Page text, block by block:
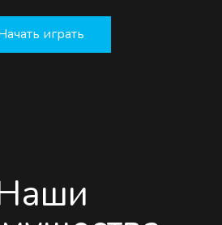
играть